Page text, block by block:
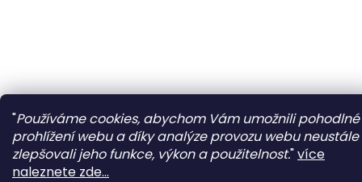
"Používáme cookies, abychom Vám umožnili pohodlné
prohlížení webu a díky analýze provozu webu neustále
zlepšovali jeho funkce, výkon a použitelnost."více
naleznete zde...